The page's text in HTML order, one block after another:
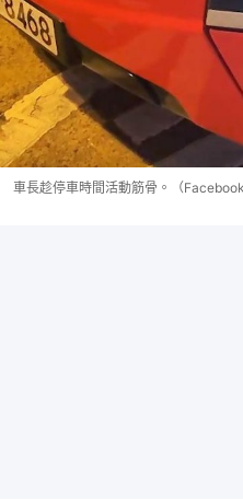
車長趁停車時間活動筋骨。（